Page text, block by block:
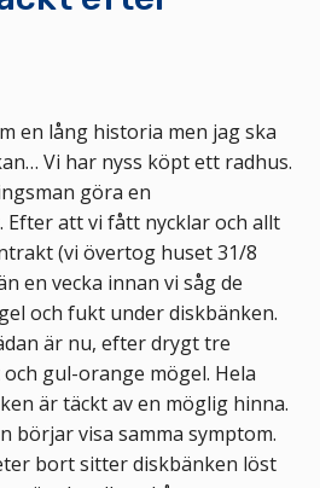
en lång historia men jag ska
Vi har nyss köpt ett radhus.
göra en
att vi fått nycklar och allt
(vi övertog huset 31/8
en vecka innan vi såg de
och fukt under diskbänken.
är nu, efter drygt tre
gul-orange mögel. Hela
är täckt av en möglig hinna.
börjar visa samma symptom.
bort sitter diskbänken löst